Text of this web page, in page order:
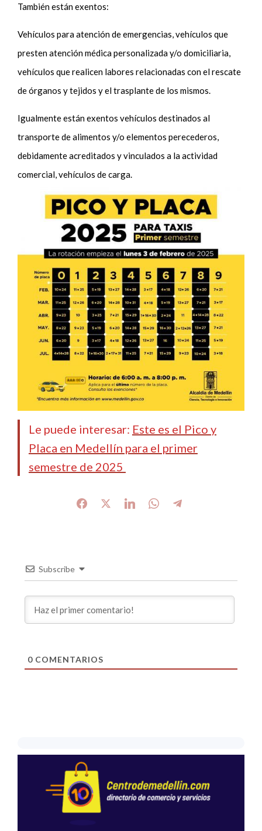
También están exentos:
Vehículos para atención de emergencias, vehículos que
presten atención médica personalizada y/o domiciliaria,
vehículos que realicen labores relacionadas con el rescate
de órganos y tejidos y el trasplante de los mismos.
Igualmente están exentos vehículos destinados al
transporte de alimentos y/o elementos perecederos,
debidamente acreditados y vinculados a la actividad
comercial, vehículos de carga.
Le puede interesar: Este es el Pico y
Placa en Medellín para el primer
semestre de 2025
Subscribe
0COMENTARIOS